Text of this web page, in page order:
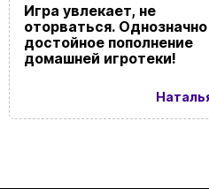
Игра увлекает, не
оторваться. Однозначно
достойное пополнение
домашней игротеки!